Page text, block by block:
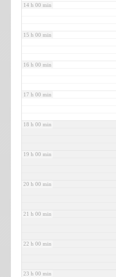
14 h 00 min
15 h 00 min
16 h 00 min
17 h 00 min
18 h 00 min
19 h 00 min
20 h 00 min
21 h 00 min
22 h 00 min
23 h 00 min